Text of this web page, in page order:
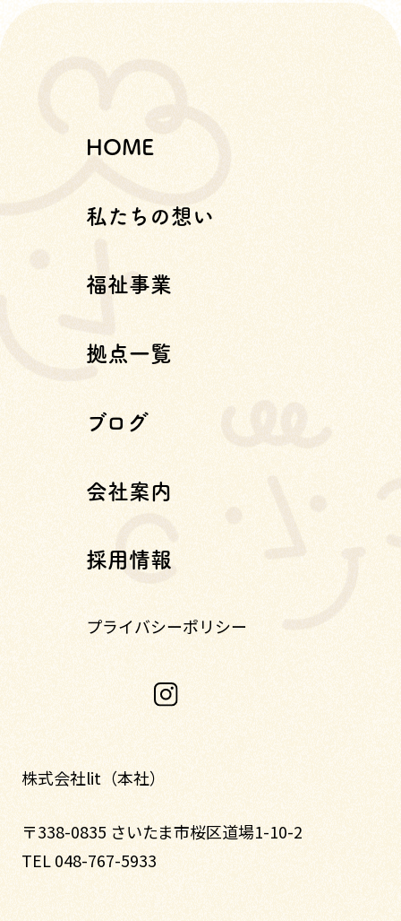
HOME
私たちの想い
福祉事業
拠点一覧
ブログ
会社案内
採用情報
プライバシーポリシー
株式会社lit（本社）
〒338-0835 さいたま市桜区道場1-10-2
TEL 048-767-5933